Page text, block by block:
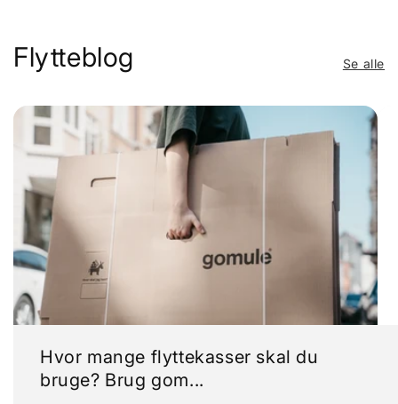
Flytteblog Se alle
Hvor mange flyttekasser skal du
bruge? Brug gom...